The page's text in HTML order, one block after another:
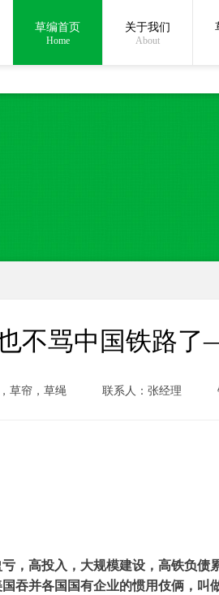
草编首页
Home
关于我们
About
不骂中国铁路
草帘，草绳 联系人：张经理
，高投入，大规模建设，高铁负
吞并各国国有企业的惯用伎俩，叫